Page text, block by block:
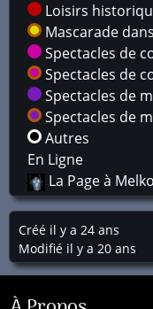
Loisirs
Mascarade
Spectacles de
Spectacles de
Spectacles de
Spectacles de
Autres
En Ligne
La Page à
Créé il y a 24 ans
Modifié il y a 20 ans